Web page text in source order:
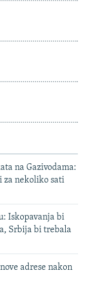
na Gazivodama:
za nekoliko sati
Iskopavanja bi
Srbija bi trebala
adrese nakon